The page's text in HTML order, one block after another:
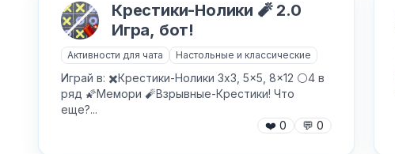
Крестики-Нолики 🧨 2.0
Игра, бот!
Активности для чата Настольные и классические
Играй в: ✖️Крестики-Нолики 3x3, 5x5, 8x12 ⚪️4 в
ряд 🌠Мемори 🧨Взрывные-Крестики! Что
еще?...
❤️ 0 💬 0